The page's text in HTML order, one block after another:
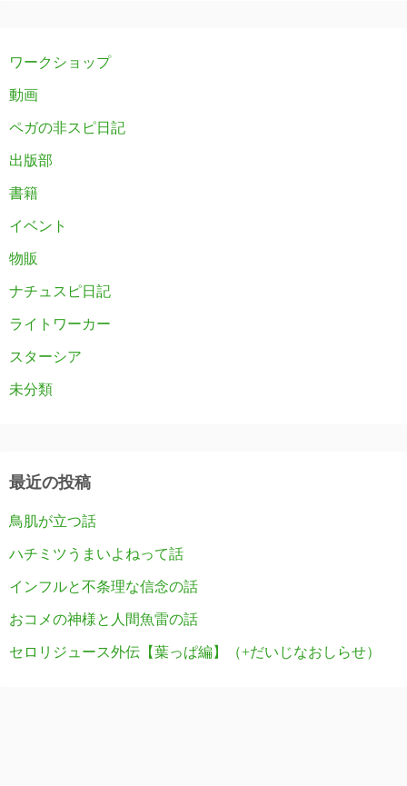
ワークショップ
動画
ペガの非スピ日記
出版部
書籍
イベント
物販
ナチュスピ日記
ライトワーカー
スターシア
未分類
最近の投稿
鳥肌が立つ話
ハチミツうまいよねって話
インフルと不条理な信念の話
おコメの神様と人間魚雷の話
セロリジュース外伝【葉っぱ編】（+だいじなおしらせ）